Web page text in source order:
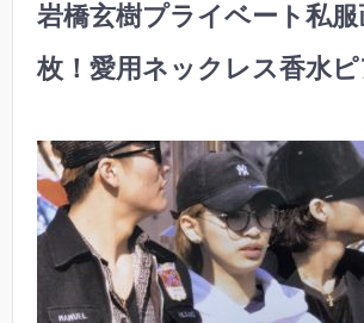
岩橋玄樹プライベート私
枚！愛用ネックレス香水